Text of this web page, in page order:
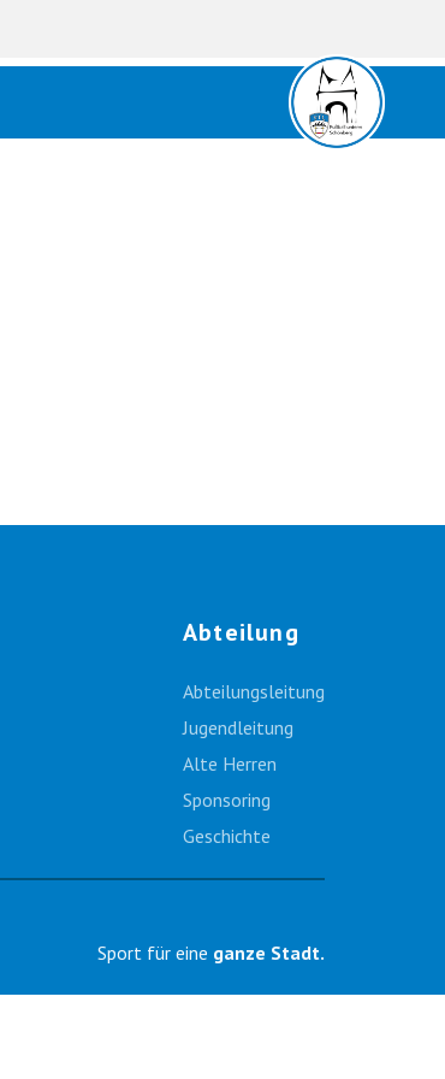
Abteilung
Abteilungsleitung
Jugendleitung
Alte Herren
Sponsoring
Geschichte
Sport für eine ganze Stadt.